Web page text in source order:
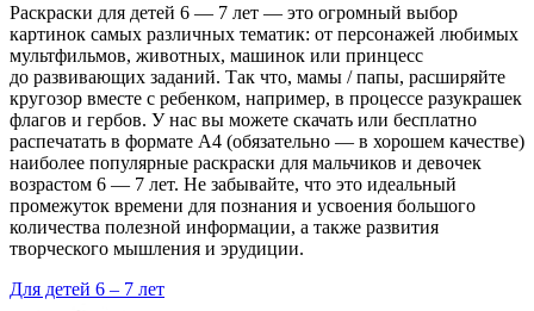
Раскраски для детей 6 — 7 лет — это огромный выбор
картинок самых различных тематик: от персонажей любимых
мультфильмов, животных, машинок или принцесс
до развивающих заданий. Так что, мамы / папы, расширяйте
кругозор вместе с ребенком, например, в процессе разукрашек
флагов и гербов. У нас вы можете скачать или бесплатно
распечатать в формате A4 (обязательно — в хорошем качестве)
наиболее популярные раскраски для мальчиков и девочек
возрастом 6 — 7 лет. Не забывайте, что это идеальный
промежуток времени для познания и усвоения большого
количества полезной информации, а также развития
творческого мышления и эрудиции.
Для детей 6 – 7 лет